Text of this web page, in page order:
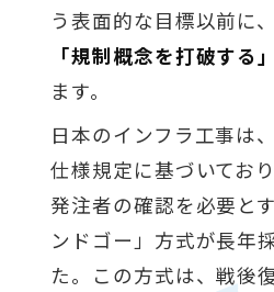
う表面的な目標以前に
「規制概念を打破する」
ます。
日本のインフラ工事は
仕様規定に基づいてお
発注者の確認を必要と
ンドゴー」方式が長年
た。この方式は、戦後